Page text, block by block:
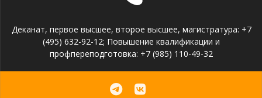
Деканат, первое высшее, второе высшее, магистратура: +7
(495) 632-92-12; Повышение квалификации и
профпереподготовка: +7 (985) 110-49-32